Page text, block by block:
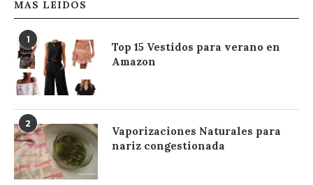
MAS LEIDOS
1
Top 15 Vestidos para verano en
Amazon
2
Vaporizaciones Naturales para
nariz congestionada